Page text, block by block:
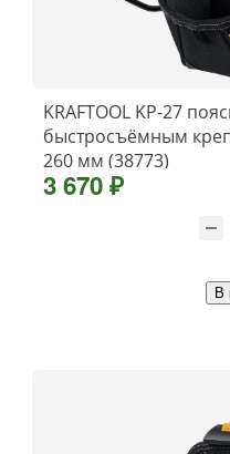
KRAFTOOL KP-27
быстросъёмным
260 мм (38773)
3 670 ₽
В